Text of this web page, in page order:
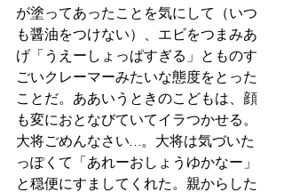
が塗ってあったことを気にして（いつ
も醤油をつけない）、エビをつまみあ
げ「うえーしょっぱすぎる」とものす
ごいクレーマーみたいな態度をとった
ことだ。ああいうときのこどもは、顔
も変におとなびていてイラつかせる。
大将ごめんなさい…。大将は気づいた
っぽくて「あれーおしょうゆかなー」
と穏便にすましてくれた。親からした